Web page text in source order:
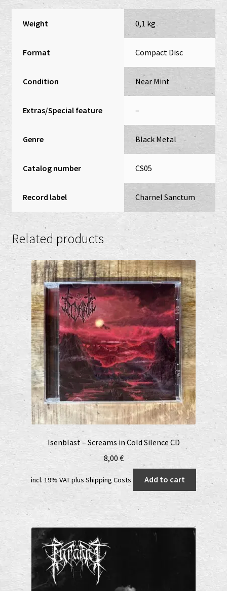
Weight 0,1 kg
Format Compact Disc
Condition Near Mint
Extras/Special feature –
Genre Black Metal
Catalog number CS05
Record label Charnel Sanctum
Related products
Isenblast – Screams in Cold Silence CD
8,00€
incl. 19% VATplus Shipping Costs Add to cart